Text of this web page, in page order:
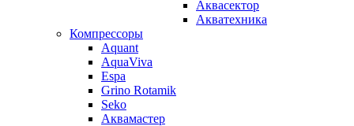
Аквасектор
Акватехника
Компрессоры
Aquant
AquaViva
Espa
Grino Rotamik
Seko
Аквамастер